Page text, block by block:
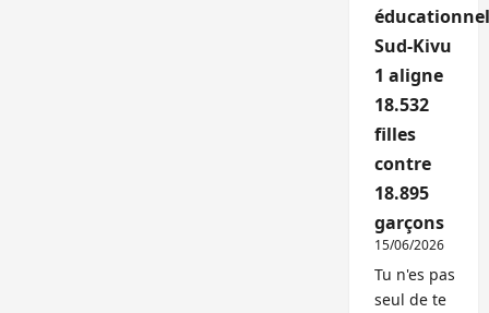
Sud-Kivu
1 aligne
18.532
filles
contre
18.895
garçons
15/06/2026
Tu n'es pas
seul de te